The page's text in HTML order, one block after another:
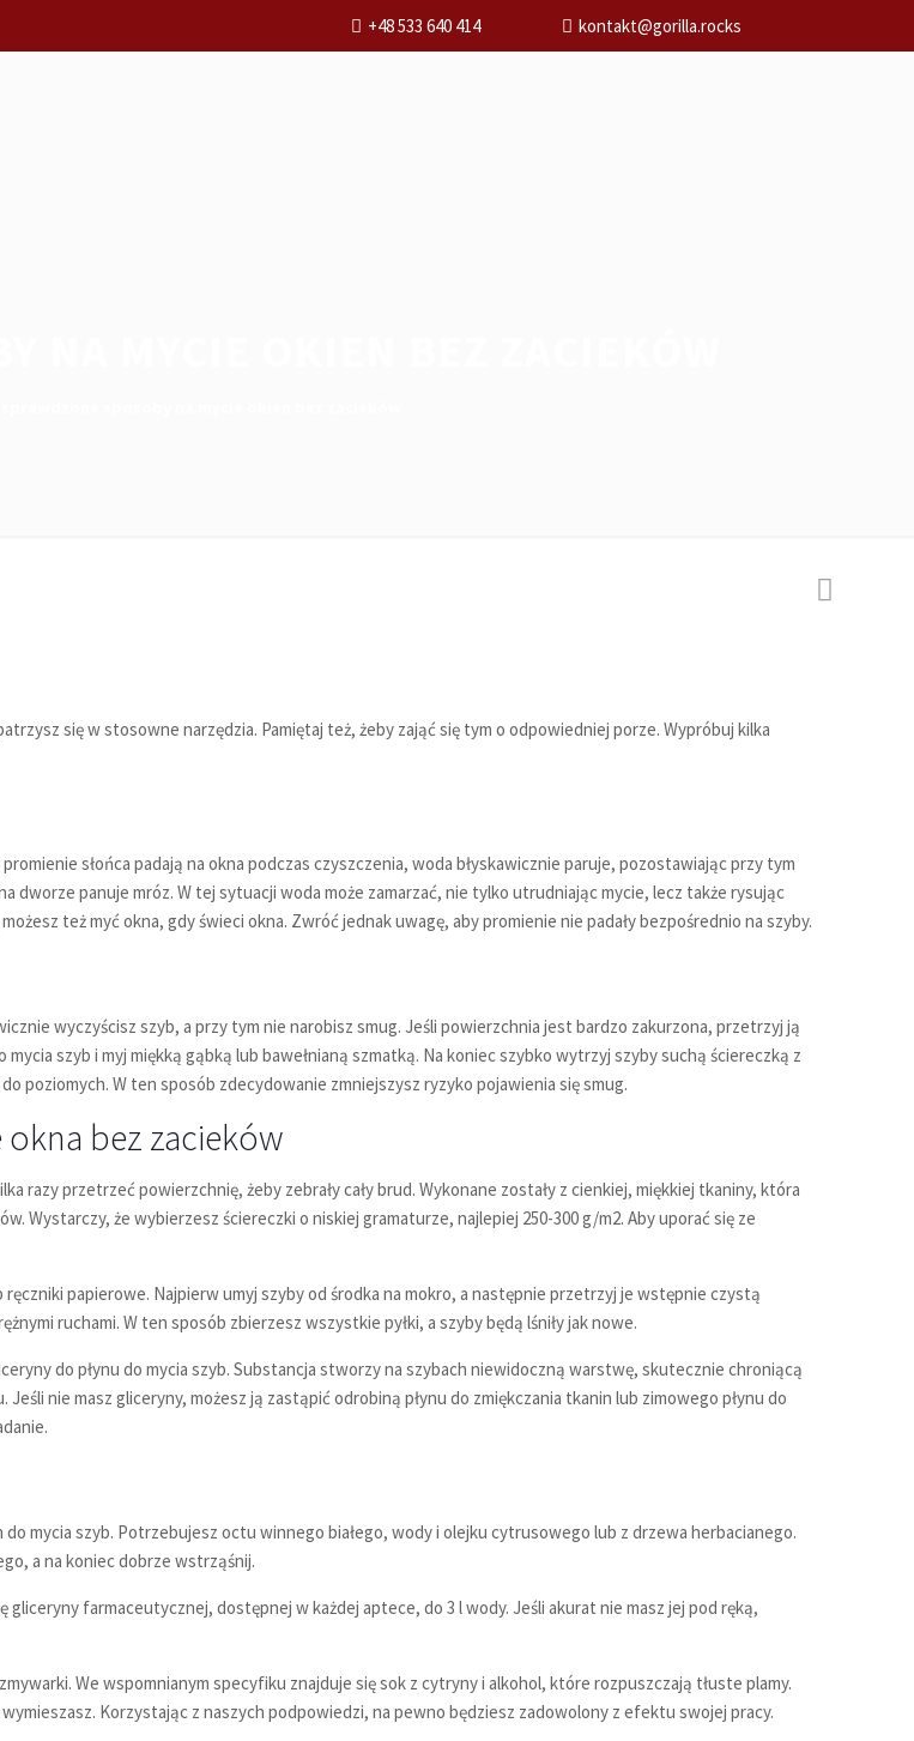
+48 533 640 414 kontakt@gorilla.rocks
się w stosowne narzędzia. Pamiętaj też, żeby zająć się tym o odpowiedniej porze. Wypróbuj kilka
słońca padają na okna podczas czyszczenia, woda błyskawicznie paruje, pozostawiając przy tym
dworze panuje mróz. W tej sytuacji woda może zamarzać, nie tylko utrudniając mycie, lecz także rysując
też myć okna, gdy świeci okna. Zwróć jednak uwagę, aby promienie nie padały bezpośrednio na szyby.
wyczyścisz szyb, a przy tym nie narobisz smug. Jeśli powierzchnia jest bardzo zakurzona, przetrzyj ją
szyb i myj miękką gąbką lub bawełnianą szmatką. Na koniec szybko wytrzyj szyby suchą ściereczką z
poziomych. W ten sposób zdecydowanie zmniejszysz ryzyko pojawienia się smug.
bez zacieków
razy przetrzeć powierzchnię, żeby zebrały cały brud. Wykonane zostały z cienkiej, miękkiej tkaniny, która
Wystarczy, że wybierzesz ściereczki o niskiej gramaturze, najlepiej 250-300 g/m2. Aby uporać się ze
papierowe. Najpierw umyj szyby od środka na mokro, a następnie przetrzyj je wstępnie czystą
ruchami. W ten sposób zbierzesz wszystkie pyłki, a szyby będą lśniły jak nowe.
do płynu do mycia szyb. Substancja stworzy na szybach niewidoczną warstwę, skutecznie chroniącą
nie masz gliceryny, możesz ją zastąpić odrobiną płynu do zmiękczania tkanin lub zimowego płynu do
mycia szyb. Potrzebujesz octu winnego białego, wody i olejku cytrusowego lub z drzewa herbacianego.
a na koniec dobrze wstrząśnij.
farmaceutycznej, dostępnej w każdej aptece, do 3 l wody. Jeśli akurat nie masz jej pod ręką,
We wspomnianym specyfiku znajduje się sok z cytryny i alkohol, które rozpuszczają tłuste plamy.
Korzystając z naszych podpowiedzi, na pewno będziesz zadowolony z efektu swojej pracy.